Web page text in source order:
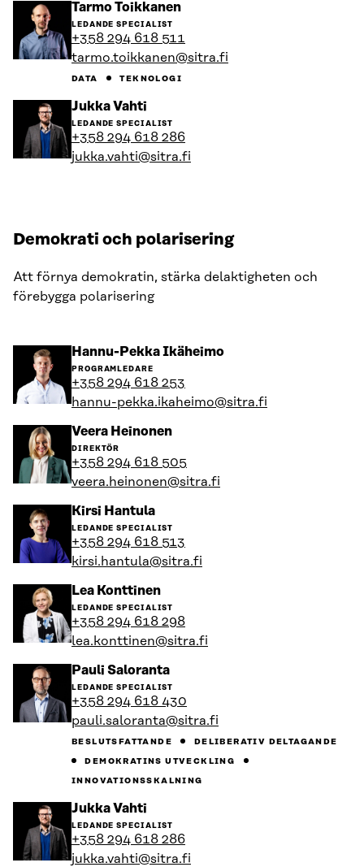
Tarmo ToikkanenGå
personens
profil
LEDANDE SPECIALIST
+358 294 618 511
tarmo.toikkanen@sitra.fi
DATA TEKNOLOGI
Jukka Vahti
till
personens
profil
LEDANDE SPECIALIST
+358 294 618 286
jukka.vahti@sitra.fi
Demokrati och polarisering
Att förnya demokratin, stärka delaktigheten och
förebygga polarisering
Hannu-Pekka IkäheimoGå
PROGRAMLEDARE
+358 294 618 253
hannu-pekka.ikaheimo@sitra.fi
Veera HeinonenGå
personens
profil
DIREKTÖR
+358 294 618 505
veera.heinonen@sitra.fi
Kirsi HantulaGå
till
personens
profil
LEDANDE SPECIALIST
+358 294 618 513
kirsi.hantula@sitra.fi
Lea KonttinenGå
till
personens
profil
LEDANDE SPECIALIST
+358 294 618 298
lea.konttinen@sitra.fi
Pauli SalorantaGå
till
personens
profil
LEDANDE SPECIALIST
+358 294 618 430
pauli.saloranta@sitra.fi
BESLUTSFATTANDE
DELIBERATIV DELTAGANDE
DEMOKRATINS UTVECKLING
INNOVATIONSSKALNING
Jukka Vahti
till
personens
profil
LEDANDE SPECIALIST
+358 294 618 286
jukka.vahti@sitra.fi